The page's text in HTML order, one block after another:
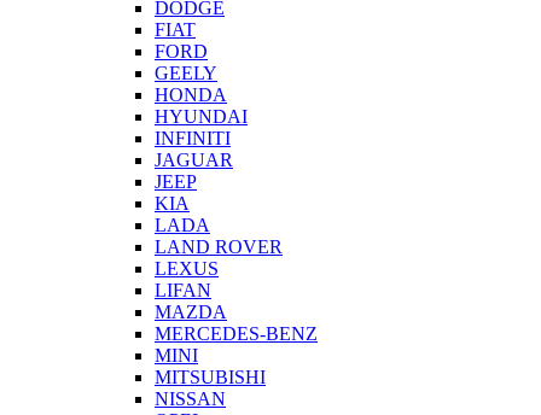
DODGE
FIAT
FORD
GEELY
HONDA
HYUNDAI
INFINITI
JAGUAR
JEEP
KIA
LADA
LAND ROVER
LEXUS
LIFAN
MAZDA
MERCEDES-BENZ
MINI
MITSUBISHI
NISSAN